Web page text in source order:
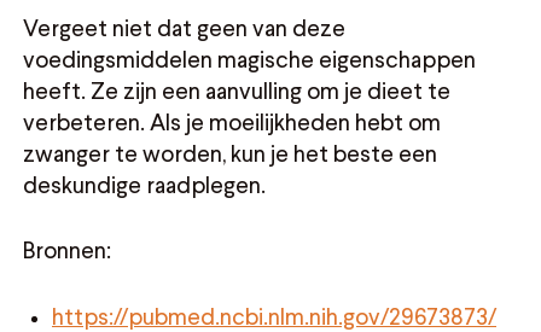
Vergeet niet dat geen van deze
voedingsmiddelen magische eigenschappen
heeft. Ze zijn een aanvulling om je dieet te
verbeteren. Als je moeilijkheden hebt om
zwanger te worden, kun je het beste een
deskundige raadplegen.
Bronnen:
https://pubmed.ncbi.nlm.nih.gov/29673873/